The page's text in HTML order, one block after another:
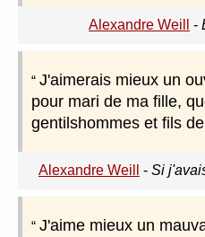
Alexandre Weill -
J'aimerais mieux un
pour mari de ma fille,
gentilshommes et fils
Alexandre Weill - Si
J'aime mieux un